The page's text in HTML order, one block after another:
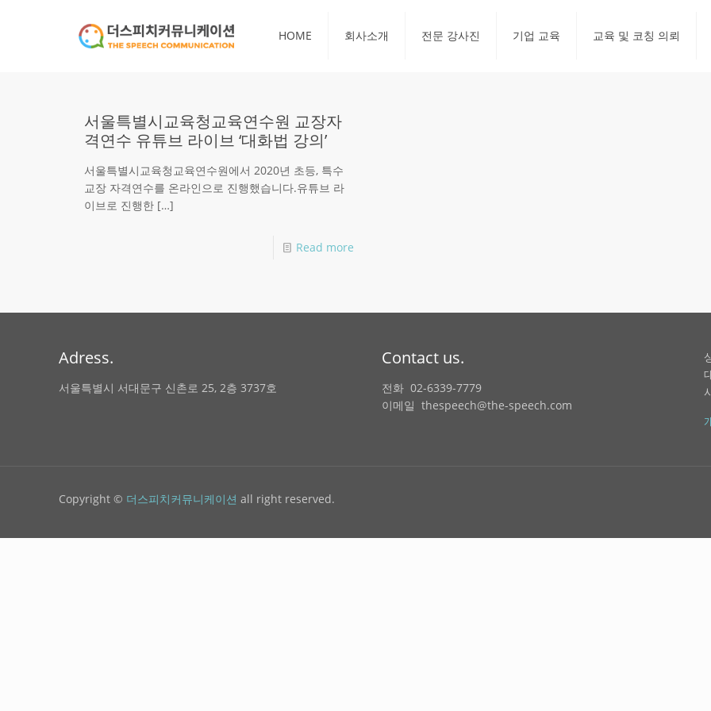
HOME 회사소개 전문 강사진 기업 교육 교육 및 코칭 의뢰
서울특별시교육청교육연수원 교장자
격연수 유튜브 라이브 ‘대화법 강의’
서울특별시교육청교육연수원에서 2020년 초등, 특수
교장 자격연수를 온라인으로 진행했습니다.유튜브 라
이브로 진행한[…]
Read more
Adress.
서울특별시 서대문구 신촌로 25, 2층 3737호
Contact us.
전화 02-6339-7779
이메일 thespeech@the-speech.com
Copyright © 더스피치커뮤니케이션 all right reserved.